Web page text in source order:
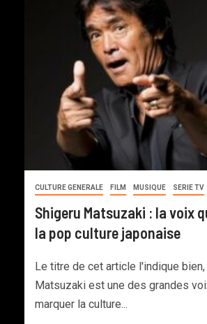
CULTURE GENERALE FILM MUSIQUE SERIE TV
Shigeru Matsuzaki : la voix
la pop culture japonaise
Le titre de cet article l'indique bien,
Matsuzaki est une des grandes
marquer la culture...